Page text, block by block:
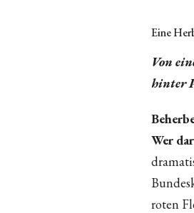
Eine
Von
hinter
Wer
roten